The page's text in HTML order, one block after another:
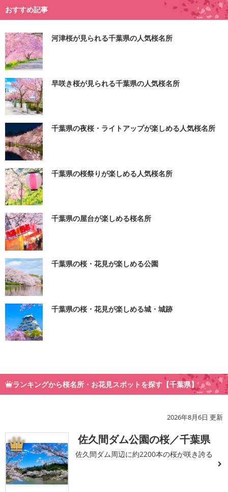
おすすめ記事
河津桜が見られる千葉県の人気桜名所
早咲き桜が見られる千葉県の人気桜名所
千葉県の夜桜・ライトアップが楽しめる人気桜名所
千葉県の桜祭りが楽しめる人気桜名所
千葉県の屋台が楽しめる桜名所
千葉県の桜・花見が楽しめる公園
千葉県の桜・花見が楽しめる城・城跡
ランキングから桜名所・お花見スポットを探す【千葉県】
2026年8月6日 更新
1 佐久間ダム公園の桜／千葉県
佐久間ダム周辺に約2200本の桜が咲き誇る